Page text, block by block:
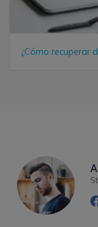
¿Cómo recuperar